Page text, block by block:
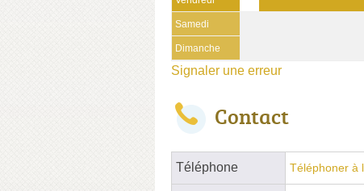
Samedi
Dimanche
Signaler une erreur
Contact
Téléphone Téléphoner à